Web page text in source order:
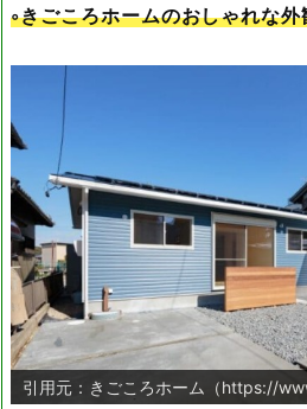
日進梅森展示場
愛
鳴海展示場
蟹江展示場
1-
豊橋南展示場
愛
中
大府展示場
愛
岡崎南展示場
愛
25
◦きごころホームのおしゃれな
引用元：きごころホーム（https://